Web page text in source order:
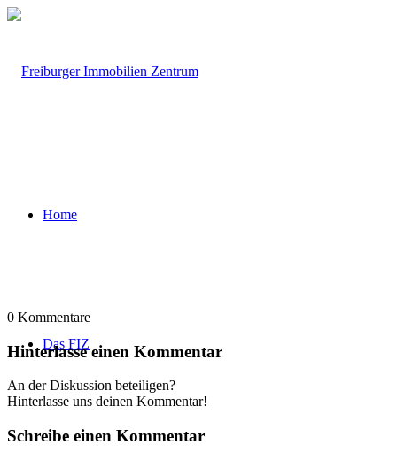
Home
Das FIZ
0 Kommentare
Hinterlasse einen Kommentar
An der Diskussion beteiligen?
Hinterlasse uns deinen Kommentar!
Schreibe einen Kommentar